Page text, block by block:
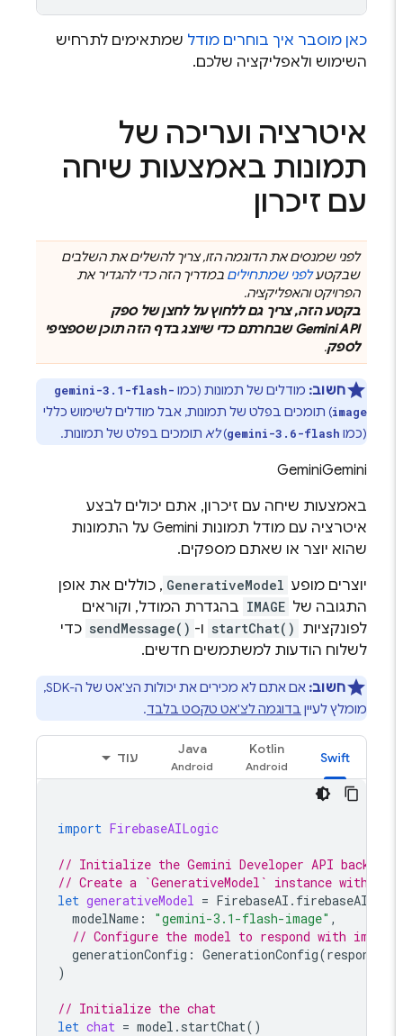
כאן מוסבר איך בוחרים מודלשמתאימים לתרחיש
השימוש ולאפליקציה שלכם.
איטרציה ועריכה של
תמונות באמצעות שיחה
עם זיכרון
לפני שמנסים את הדוגמה הזו, צריך להשלים את השלבים
שבקטעלפני שמתחיליםבמדריך הזה כדי להגדיר את
הפרויקט והאפליקציה.
בקטע הזה, צריך גם ללחוץ על לחצן של ספק
Gemini APIשבחרתם כדי שיוצג בדף הזה תוכן שספציפי
לספק.
חשוב:מודלים של תמונות (כמוgemini-3.1-flash-
image) תומכים בפלט של תמונות, אבל מודלים לשימוש כללי
(כמוgemini-3.6-flash
)לאתומכים בפלט של תמונות.
GeminiGemini
באמצעות שיחה עם זיכרון, אתם יכולים לבצע
איטרציה עם מודל תמונותGeminiעל התמונות
שהוא יוצר או שאתם מספקים.
יוצרים מופע GenerativeModel , כוללים את אופן
התגובה של IMAGE בהגדרת המודל, וקוראים
לפונקציות startChat() ו- sendMessage() כדי
לשלוח הודעות למשתמשים חדשים.
חשוב:
אם אתם לא מכירים את יכולות הצ'אט של ה-SDK,
מומלץ לעייןבדוגמה לצ'אט טקסט בלבד.
Swift
Kotlin
Java
עוד
import FirebaseAILogic
// Initialize the Gemini Developer API
// Create a `GenerativeModel` instance with a
let generativeModel = FirebaseAI.firebaseAI
modelName
"gemini-3.1-flash-image"
// Configure the model to respond with
generationConfig : GenerationConfig(
// Initialize the chat
let chat = model.startChat ()